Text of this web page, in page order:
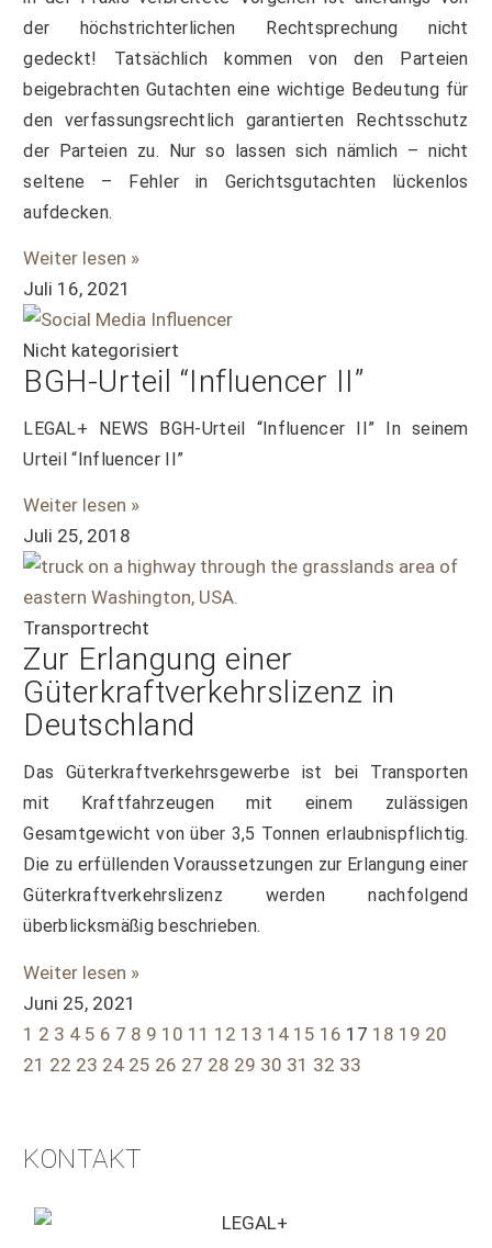
der höchstrichterlichen Rechtsprechung nicht
gedeckt! Tatsächlich kommen von den Parteien
beigebrachten Gutachten eine wichtige Bedeutung für
den verfassungsrechtlich garantierten Rechtsschutz
der Parteien zu. Nur so lassen sich nämlich – nicht
seltene – Fehler in Gerichtsgutachten lückenlos
aufdecken.
Weiter lesen »
Juli 16, 2021
Nicht kategorisiert
BGH-Urteil “Influencer II”
LEGAL+ NEWS BGH-Urteil “Influencer II” In seinem
Urteil “Influencer II”
Weiter lesen »
Juli 25, 2018
Transportrecht
Zur Erlangung einer
Güterkraftverkehrslizenz in
Deutschland
Das Güterkraftverkehrsgewerbe ist bei Transporten
mit Kraftfahrzeugen mit einem zulässigen
Gesamtgewicht von über 3,5 Tonnen erlaubnispflichtig.
Die zu erfüllenden Voraussetzungen zur Erlangung einer
Güterkraftverkehrslizenz werden nachfolgend
überblicksmäßig beschrieben.
Weiter lesen »
Juni 25, 2021
1 2 3 4 5 6 7 8 9 10 11 12 13 14 15 16 17 18 19 20
21 22 23 24 25 26 27 28 29 30 31 32 33
KONTAKT